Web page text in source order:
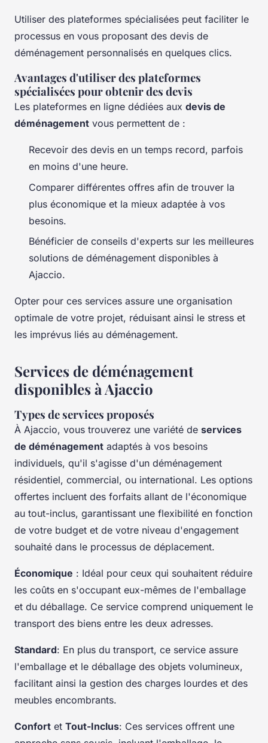
Utiliser des plateformes spécialisées peut faciliter le
processus en vous proposant des devis de
déménagement personnalisés en quelques clics.
Avantages d'utiliser des plateformes
spécialisées pour obtenir des devis
Les plateformes en ligne dédiées aux devis de
déménagement vous permettent de :
Recevoir des devis en un temps record, parfois
en moins d'une heure.
Comparer différentes offres afin de trouver la
plus économique et la mieux adaptée à vos
besoins.
Bénéficier de conseils d'experts sur les meilleures
solutions de déménagement disponibles à
Ajaccio.
Opter pour ces services assure une organisation
optimale de votre projet, réduisant ainsi le stress et
les imprévus liés au déménagement.
Services de déménagement
disponibles à Ajaccio
Types de services proposés
À Ajaccio, vous trouverez une variété de services
de déménagement adaptés à vos besoins
individuels, qu'il s'agisse d'un déménagement
résidentiel, commercial, ou international. Les options
offertes incluent des forfaits allant de l'économique
au tout-inclus, garantissant une flexibilité en fonction
de votre budget et de votre niveau d'engagement
souhaité dans le processus de déplacement.
Économique : Idéal pour ceux qui souhaitent réduire
les coûts en s'occupant eux-mêmes de l'emballage
et du déballage. Ce service comprend uniquement le
transport des biens entre les deux adresses.
Standard: En plus du transport, ce service assure
l'emballage et le déballage des objets volumineux,
facilitant ainsi la gestion des charges lourdes et des
meubles encombrants.
Confort et Tout-Inclus: Ces services offrent une